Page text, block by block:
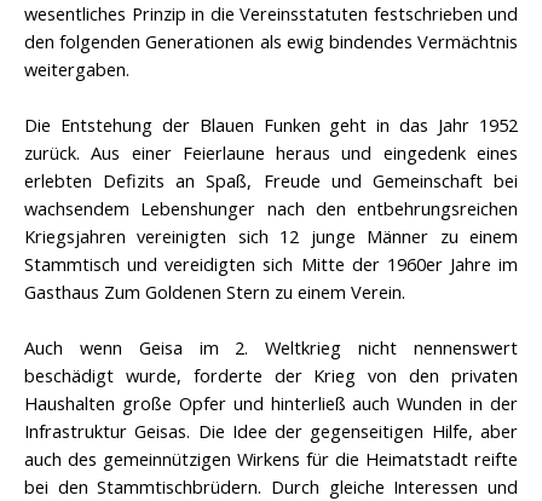
wesentliches Prinzip in die Vereinsstatuten festschrieben und
den folgenden Generationen als ewig bindendes Vermächtnis
weitergaben.
Die Entstehung der Blauen Funken geht in das Jahr 1952
zurück. Aus einer Feierlaune heraus und eingedenk eines
erlebten Defizits an Spaß, Freude und Gemeinschaft bei
wachsendem Lebenshunger nach den entbehrungsreichen
Kriegsjahren vereinigten sich 12 junge Männer zu einem
Stammtisch und vereidigten sich Mitte der 1960er Jahre im
Gasthaus Zum Goldenen Stern zu einem Verein.
Auch wenn Geisa im 2. Weltkrieg nicht nennenswert
beschädigt wurde, forderte der Krieg von den privaten
Haushalten große Opfer und hinterließ auch Wunden in der
Infrastruktur Geisas. Die Idee der gegenseitigen Hilfe, aber
auch des gemeinnützigen Wirkens für die Heimatstadt reifte
bei den Stammtischbrüdern. Durch gleiche Interessen und